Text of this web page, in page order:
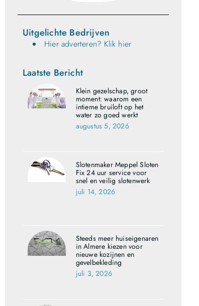
Uitgelichte Bedrijven
Hier adverteren? Klik hier
Laatste Bericht
Klein gezelschap, groot
moment: waarom een
intieme bruiloft op het
water zo goed werkt
augustus 5, 2026
Slotenmaker Meppel Sloten
Fix 24 uur service voor
snel en veilig slotenwerk
juli 14, 2026
Steeds meer huiseigenaren
in Almere kiezen voor
nieuwe kozijnen en
gevelbekleding
juli 3, 2026